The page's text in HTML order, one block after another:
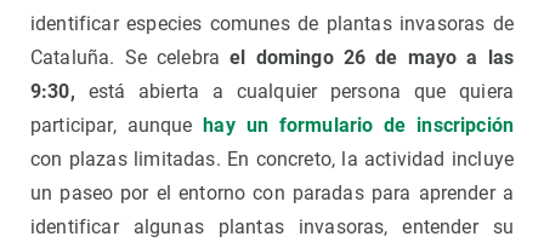
identificar especies comunes de plantas invasoras de
Cataluña. Se celebra el domingo 26 de mayo a las
9:30, está abierta a cualquier persona que quiera
participar, aunque
hay un formulario de inscripción
con plazas limitadas. En concreto, la actividad incluye
un paseo por el entorno con paradas para aprender a
identificar algunas plantas invasoras, entender su